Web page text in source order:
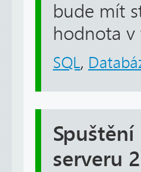
bude mít
hodnota v
SQL,
serveru